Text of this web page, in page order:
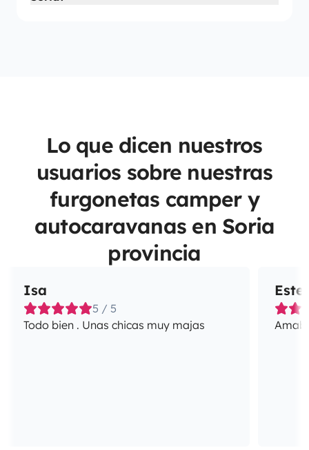
Lo que dicen nuestros
usuarios sobre nuestras
furgonetas camper y
autocaravanas en Soria
provincia
Isa
5 / 5
Todo bien . Unas chicas muy majas